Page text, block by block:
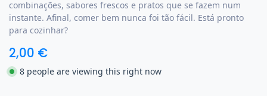
combinações, sabores frescos e pratos que se fazem num
instante. Afinal, comer bem nunca foi tão fácil. Está pronto
para cozinhar?
2,00 €
8 people are viewing this right now